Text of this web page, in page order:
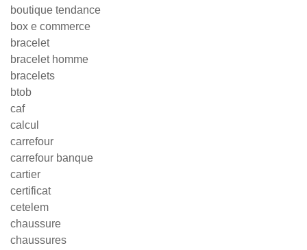
boutique tendance
box e commerce
bracelet
bracelet homme
bracelets
btob
caf
calcul
carrefour
carrefour banque
cartier
certificat
cetelem
chaussure
chaussures